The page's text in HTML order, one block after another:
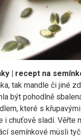
| recept na
tak mandle či jiné
být pohodlně
které s
i chuťově sladí.
semínkové müsli